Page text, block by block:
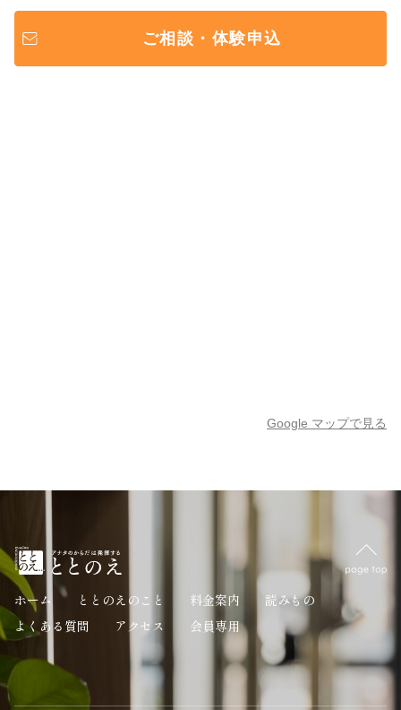
ご相談・体験申込
Google マップで見る
ホーム ととのえのこと 料金案内
読みもの
よくある質問
アクセス 会員専用